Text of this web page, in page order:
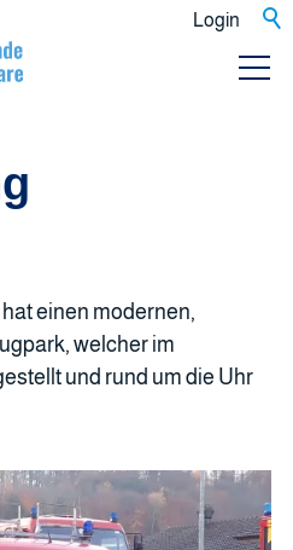
Login
einen modernen,
welcher im
und rund um die Uhr